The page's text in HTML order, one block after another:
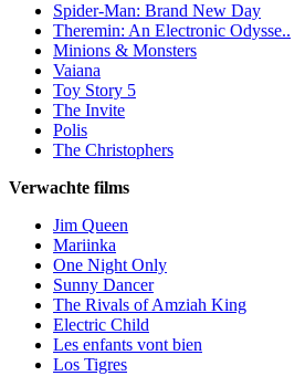
Spider-Man: Brand New Day
Theremin: An Electronic Odysse..
Minions & Monsters
Vaiana
Toy Story 5
The Invite
Polis
The Christophers
Verwachte films
Jim Queen
Mariinka
One Night Only
Sunny Dancer
The Rivals of Amziah King
Electric Child
Les enfants vont bien
Los Tigres